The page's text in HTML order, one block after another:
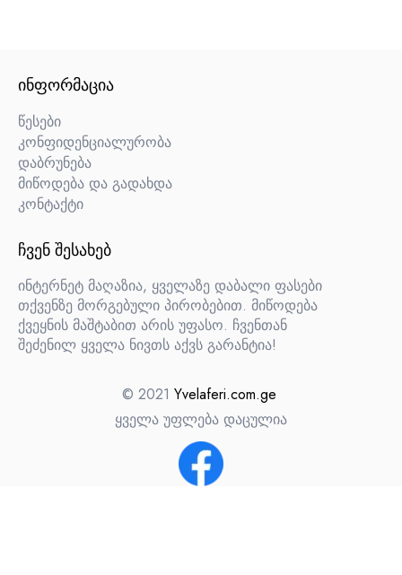
ᲘᲜᲤᲝᲠᲛᲐᲪᲘᲐ
წესები
კონფიდენციალურობა
დაბრუნება
მიწოდება და გადახდა
კონტაქტი
ᲩᲕᲔᲜ ᲨᲔᲡᲐᲮᲔᲑ
ინტერნეტ მაღაზია, ყველაზე დაბალი ფასები
თქვენზე მორგებული პირობებით. მიწოდება
ქვეყნის მაშტაბით არის უფასო. ჩვენთან
შეძენილ ყველა ნივთს აქვს გარანტია!
© 2021 Yvelaferi.com.ge
ყველა უფლება დაცულია